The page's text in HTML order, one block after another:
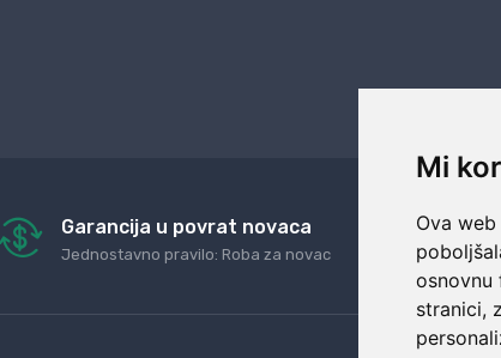
Mi
Ova
osnovnu
stranici,
Garancija u povrat novaca
Jednostavno pravilo: Roba za novac
24/7
Naši